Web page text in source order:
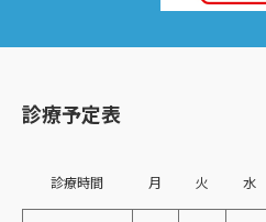
診療予定表
診療時間 月 火 水